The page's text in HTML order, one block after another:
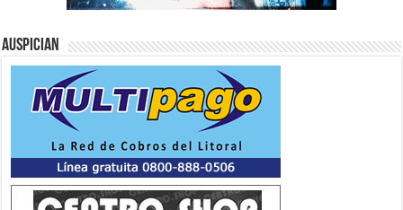
Auspician